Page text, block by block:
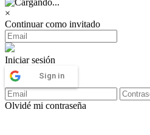
×
Continuar como invitado
Iniciar sesión
Sign in
Olvidé mi contraseña